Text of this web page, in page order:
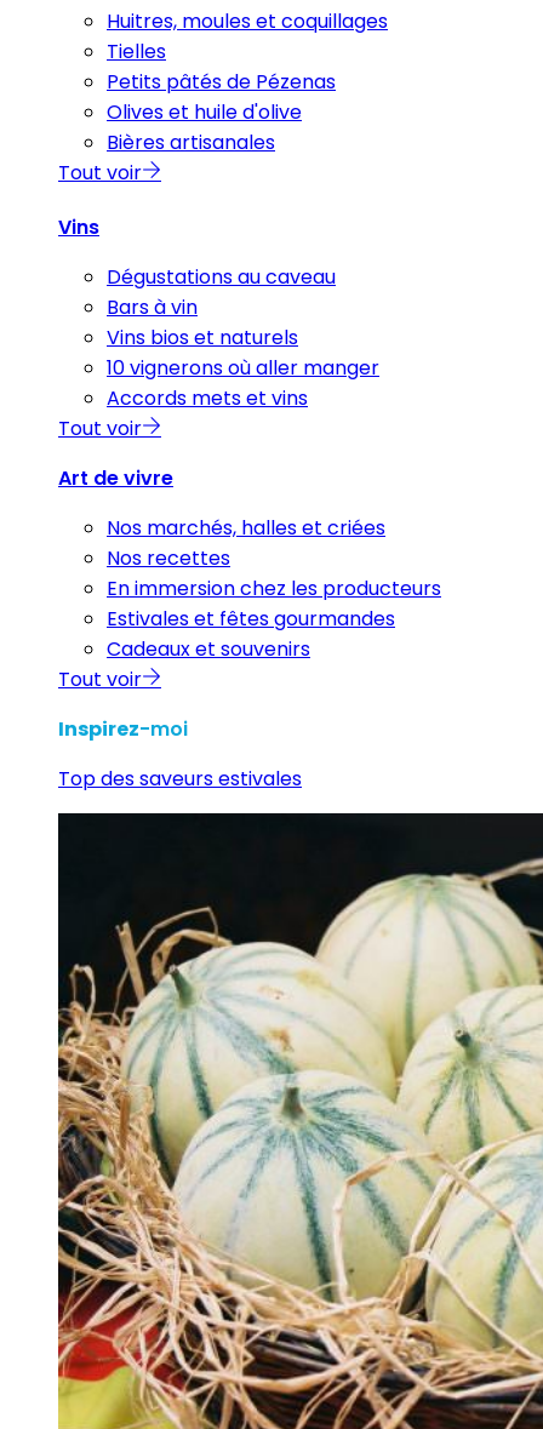
Huitres, moules et coquillages
Tielles
Petits pâtés de Pézenas
Olives et huile d'olive
Bières artisanales
Tout voir
Vins
Dégustations au caveau
Bars à vin
Vins bios et naturels
10 vignerons où aller manger
Accords mets et vins
Tout voir
Art de vivre
Nos marchés, halles et criées
Nos recettes
En immersion chez les producteurs
Estivales et fêtes gourmandes
Cadeaux et souvenirs
Tout voir
Inspirez-moi
Top des saveurs estivales